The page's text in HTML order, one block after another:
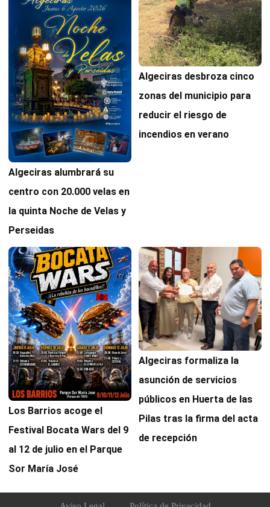
Algeciras alumbrará su
centro con 20.000 velas en
la quinta Noche de Velas y
Perseidas
Algeciras desbroza cinco
zonas del municipio para
reducir el riesgo de
incendios en verano
Los Barrios acoge el
Festival Bocata Wars del 9
al 12 de julio en el Parque
Sor María José
Algeciras formaliza la
asunción de servicios
públicos en Huerta de las
Pilas tras la firma del acta
de recepción